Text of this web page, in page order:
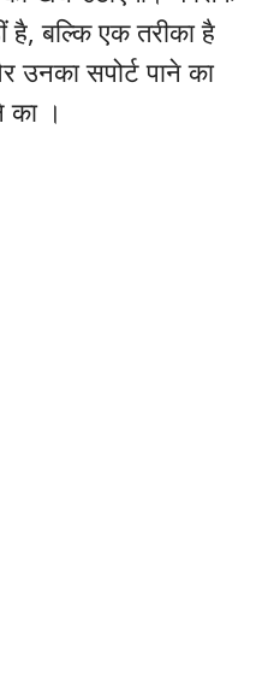
बल्कि एक तरीका है
उनका सपोर्ट पाने का
का ।